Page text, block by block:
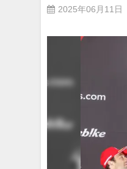
2025年06月11日